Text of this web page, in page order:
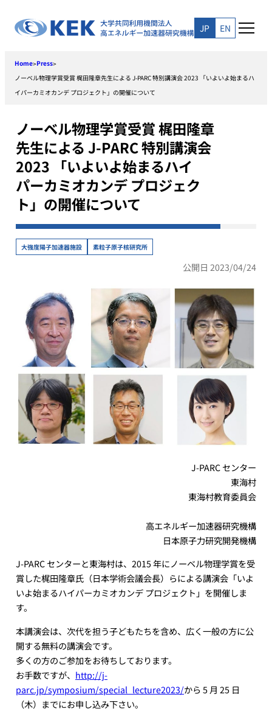
content
JP EN
Home>Press>
ノーベル物理学賞受賞 梶田隆章先生による J-PARC 特別講演会 2023 「いよいよ始まるハ
イパーカミオカンデ プロジェクト」の開催について
ノーベル物理学賞受賞 梶田隆章
先生による J-PARC 特別講演会
2023 「いよいよ始まるハイ
パーカミオカンデ プロジェク
ト」の開催について
大強度陽子加速器施設 素粒子原子核研究所
公開日 2023/04/24
J-PARC センター
東海村
東海村教育委員会
高エネルギー加速器研究機構
日本原子力研究開発機構
J-PARC センターと東海村は、2015 年にノーベル物理学賞を受
賞した梶田隆章氏（日本学術会議会長）らによる講演会「いよ
いよ始まるハイパーカミオカンデ プロジェクト」を開催しま
す。
本講演会は、次代を担う子どもたちを含め、広く一般の方に公
開する無料の講演会です。
多くの方のご参加をお待ちしております。
お手数ですが、 http://j-
parc.jp/symposium/special_lecture2023/から 5 月 25 日
（木）までにお申し込み下さい。